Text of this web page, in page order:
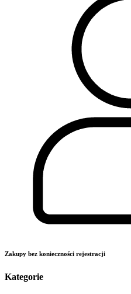
Zakupy bez konieczności rejestracji
Kategorie